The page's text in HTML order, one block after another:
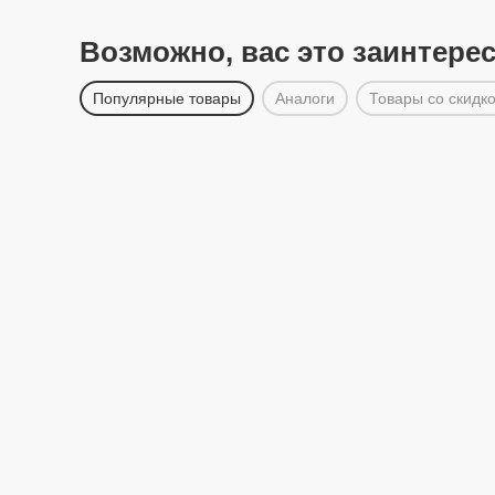
Возможно, вас это
Популярные товары Аналоги Товары со